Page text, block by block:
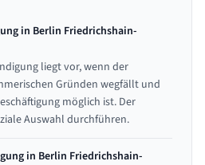
in Berlin Friedrichshain-
liegt vor, wenn der
Gründen wegfällt und
möglich ist. Der
Auswahl durchführen.
in Berlin Friedrichshain-